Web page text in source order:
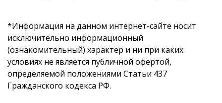
*Информация на данном интернет-сайте носит
исключительно информационный
(ознакомительный) характер и ни при каких
условиях не является публичной офертой,
определяемой положениями Статьи 437
Гражданского кодекса РФ.